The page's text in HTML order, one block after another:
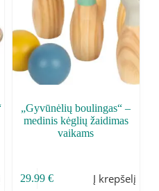
„Gyvūnėlių boulingas“ –
medinis kėglių žaidimas
vaikams
29.99€ Į krepšelį